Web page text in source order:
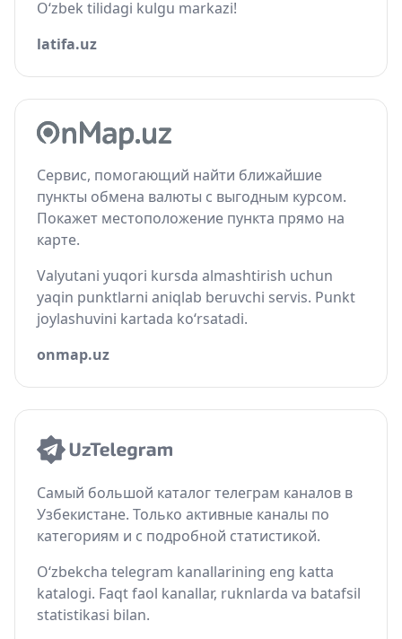
O‘zbek tilidagi kulgu markazi!
latifa.uz
Сервис, помогающий найти ближайшие
пункты обмена валюты с выгодным курсом.
Покажет местоположение пункта прямо на
карте.
Valyutani yuqori kursda almashtirish uchun
yaqin punktlarni aniqlab beruvchi servis. Punkt
joylashuvini kartada ko‘rsatadi.
onmap.uz
Самый большой каталог телеграм каналов в
Узбекистане. Только активные каналы по
категориям и с подробной статистикой.
O‘zbekcha telegram kanallarining eng katta
katalogi. Faqt faol kanallar, ruknlarda va batafsil
statistikasi bilan.